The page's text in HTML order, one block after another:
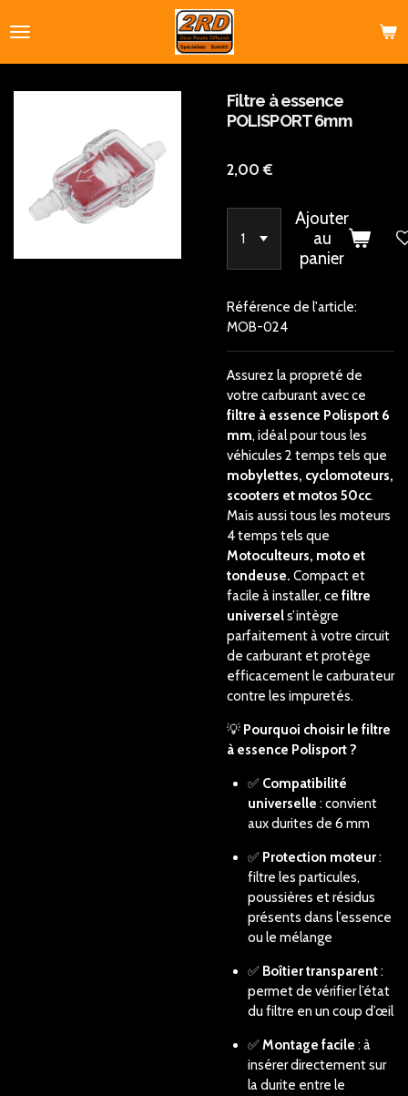
au
Filtre à essence
POLISPORT 6mm
2,00 €
Ajouter
au
panier
Référence de l'article:
MOB-024
Assurez la propreté de
votre carburant avec ce
filtre à essence Polisport 6
mm, idéal pour tous les
véhicules 2 temps tels que
mobylettes, cyclomoteurs,
scooters et motos 50cc.
Mais aussi tous les moteurs
4 temps tels que
Motoculteurs, moto et
tondeuse. Compact et
facile à installer, ce filtre
universels’intègre
parfaitement à votre circuit
de carburant et protège
efficacement le carburateur
contre les impuretés.
💡 Pourquoi choisir le filtre
à essence Polisport ?
✅ Compatibilité
universelle : convient
aux durites de 6 mm
✅ Protection moteur:
filtre les particules,
poussières et résidus
présents dans l’essence
ou le mélange
✅ Boîtier transparent:
permet de vérifier l’état
du filtre en un coup d’œil
✅Montage facile : à
insérer directement sur
la durite entre le